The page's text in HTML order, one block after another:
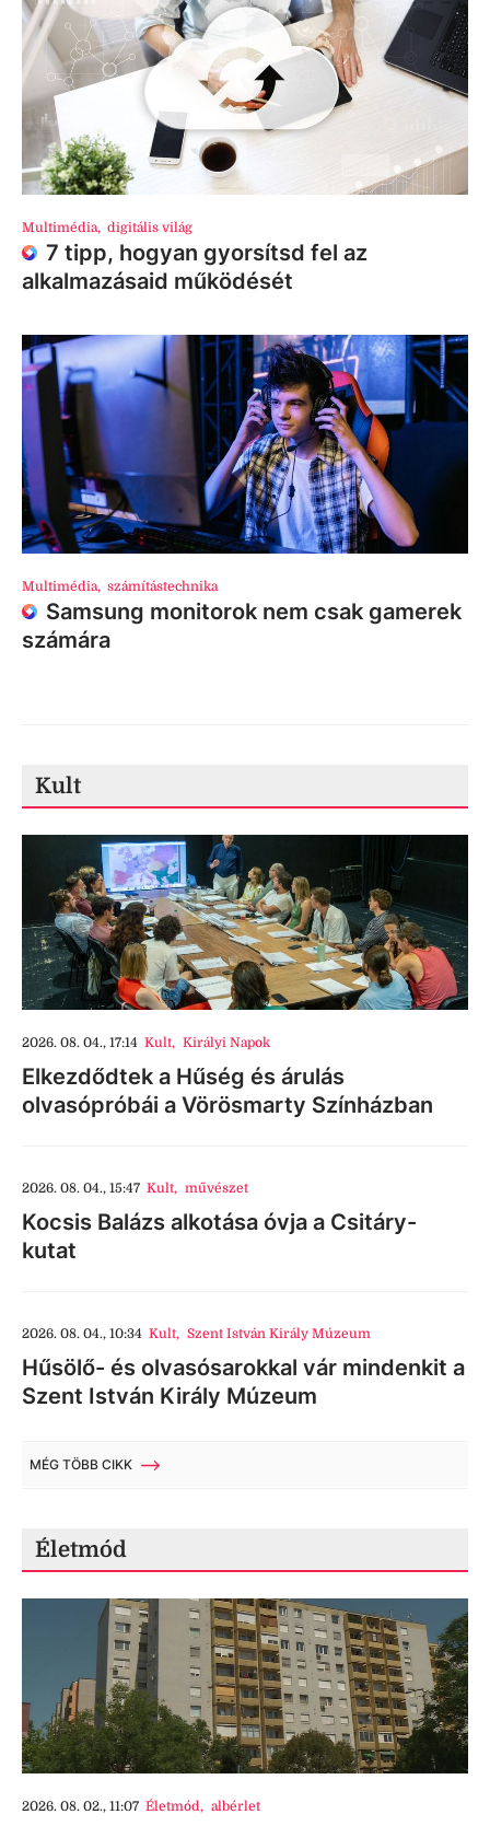
Multimédia, digitális világ
7 tipp, hogyan gyorsítsd fel az
alkalmazásaid működését
Multimédia, számítástechnika
Samsung monitorok nem csak gamerek
számára
Kult
2026. 08. 04., 17:14 Kult, Királyi Napok
Elkezdődtek a Hűség és árulás
olvasópróbái a Vörösmarty Színházban
2026. 08. 04., 15:47 Kult, művészet
Kocsis Balázs alkotása óvja a Csitáry-
kutat
2026. 08. 04., 10:34 Kult, Szent István Király Múzeum
Hűsölő- és olvasósarokkal vár mindenkit a
Szent István Király Múzeum
MÉG TÖBB CIKK
Életmód
2026. 08. 02., 11:07 Életmód, albérlet